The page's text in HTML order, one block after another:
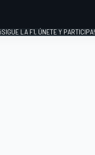
¡SIGUE LA F1, ÚNETE Y PARTICIPA!